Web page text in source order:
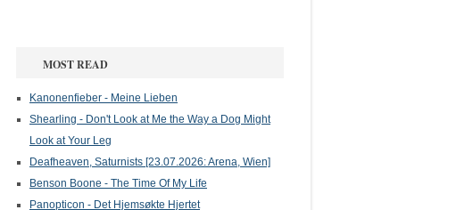
MOST READ
Kanonenfieber - Meine Lieben
Shearling - Don't Look at Me the Way a Dog Might
Look at Your Leg
Deafheaven, Saturnists [23.07.2026: Arena, Wien]
Benson Boone - The Time Of My Life
Panopticon - Det Hjemsøkte Hjertet